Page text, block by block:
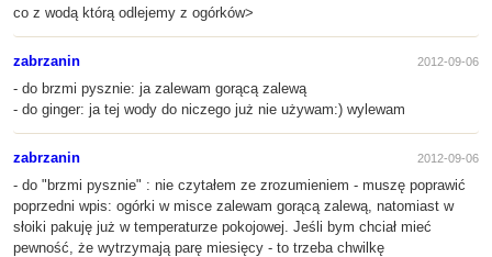
co z wodą którą odlejemy z ogórków>
zabrzanin 2012-09-06
- do brzmi pysznie: ja zalewam gorącą zalewą
- do ginger: ja tej wody do niczego już nie używam:) wylewam
zabrzanin 2012-09-06
- do "brzmi pysznie" : nie czytałem ze zrozumieniem - muszę poprawić
poprzedni wpis: ogórki w misce zalewam gorącą zalewą, natomiast w
słoiki pakuję już w temperaturze pokojowej. Jeśli bym chciał mieć
pewność, że wytrzymają parę miesięcy - to trzeba chwilkę